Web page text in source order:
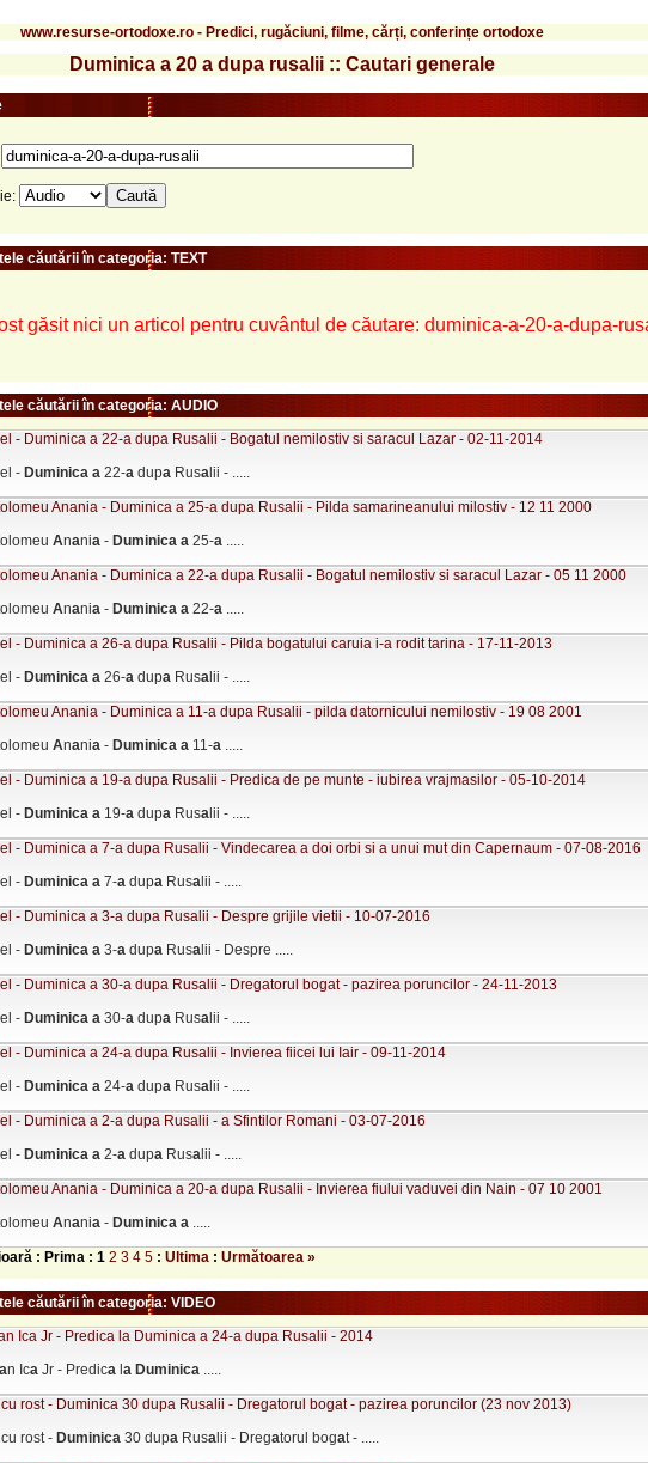
www.resurse-ortodoxe.ro - Predici, rugăciuni, filme, cărți, conferințe ortodoxe
Duminica a 20 a dupa rusalii :: Cautari generale
căutării în categoria: TEXT
găsit nici un articol pentru cuvântul de căutare: duminica-a-20-a-dupa-
căutării în categoria: AUDIO
- Duminica a 22-a dupa Rusalii - Bogatul nemilostiv si saracul Lazar - 02-11-2014
- Duminica a 22-a dupa Rusa lii - .....
Anania - Duminica a 25-a dupa Rusalii - Pilda samarineanului milostiv - 12 11 2000
Anania - Duminica a 25-a .....
Anania - Duminica a 22-a dupa Rusalii - Bogatul nemilostiv si saracul Lazar - 05 11 2000
Anania - Duminica a 22-a .....
- Duminica a 26-a dupa Rusalii - Pilda bogatului caruia i-a rodit tarina - 17-11-2013
- Duminica a 26-a dupa Rusa lii - .....
Anania - Duminica a 11-a dupa Rusalii - pilda datornicului nemilostiv - 19 08 2001
Anania - Duminica a 11-a .....
- Duminica a 19-a dupa Rusalii - Predica de pe munte - iubirea vrajmasilor - 05-10-2014
- Duminica a 19-a dupa Rusa lii - .....
- Duminica a 7-a dupa Rusalii - Vindecarea a doi orbi si a unui mut din Capernaum - 07-08-2016
- Duminica a 7-a dupa Rusa lii - .....
- Duminica a 3-a dupa Rusalii - Despre grijile vietii - 10-07-2016
- Duminica a 3-a dupa Rusa lii - Despre .....
- Duminica a 30-a dupa Rusalii - Dregatorul bogat - pazirea poruncilor - 24-11-2013
- Duminica a 30-a dupa Rusa lii - .....
- Duminica a 24-a dupa Rusalii - Invierea fiicei lui Iair - 09-11-2014
- Duminica a 24-a dupa Rusa lii - .....
- Duminica a 2-a dupa Rusalii - a Sfintilor Romani - 03-07-2016
- Duminica a 2-a dupa Rusa lii - .....
Anania - Duminica a 20-a dupa Rusalii - Invierea fiului vaduvei din Nain - 07 10 2001
Anania - Duminica a .....
: Prima : 1 2 3 4 5 : Ultima : Următoarea »
căutării în categoria: VIDEO
Ica Jr - Predica la Duminica a 24-a dupa Rusalii - 2014
an Ica Jr - Predica a Duminica .....
rost - Duminica 30 dupa Rusalii - Dregatorul bogat - pazirea poruncilor (23 nov 2013)
rost - Duminica 30 dupa Rusa lii - Dregatorul bogat - .....